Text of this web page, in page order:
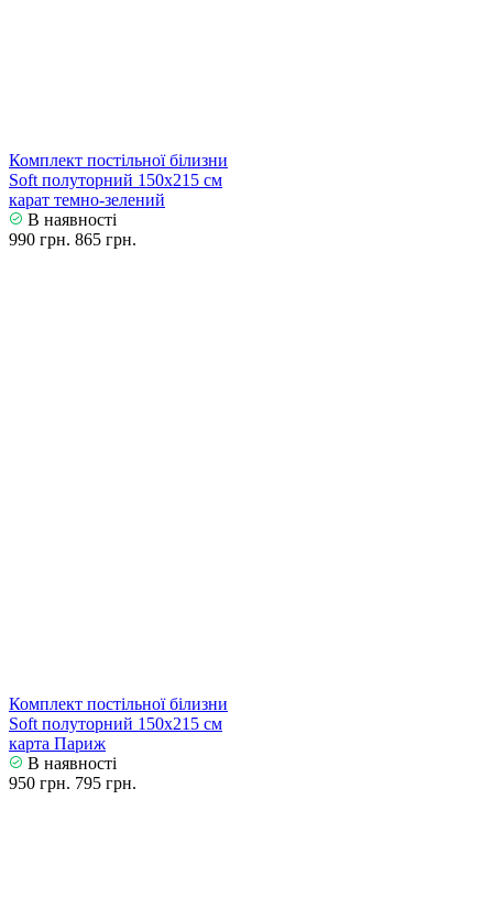
Комплект постільної білизни
Soft полуторний 150х215 см
карат темно-зелений
В наявності
990 грн. 865 грн.
Комплект постільної білизни
Soft полуторний 150х215 см
карта Париж
В наявності
950 грн. 795 грн.